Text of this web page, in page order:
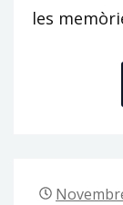
les